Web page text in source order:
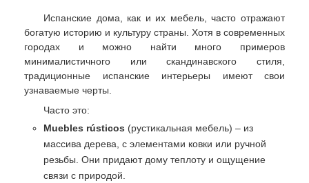
Испанские дома, как и их мебель, часто отражают
богатую историю и культуру страны. Хотя в современных
городах и можно найти много примеров
минималистичного или скандинавского стиля,
традиционные испанские интерьеры имеют свои
узнаваемые черты.
Часто это:
Muebles rústicos (рустикальная мебель) – из
массива дерева, с элементами ковки или ручной
резьбы. Они придают дому теплоту и ощущение
связи с природой.